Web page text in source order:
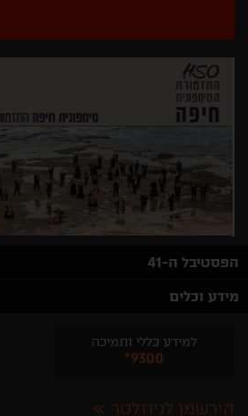
הפסטיבל ה-41
מידע וכלים
למידע כללי ותמיכה
*9300
הירשמו לניוזלטר